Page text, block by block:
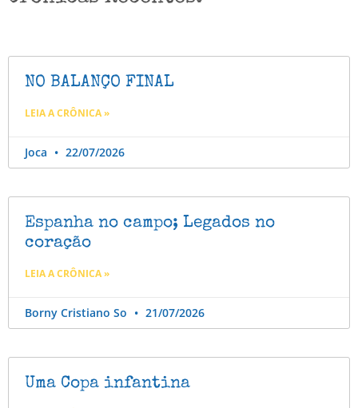
NO BALANÇO FINAL
LEIA A CRÔNICA »
Joca 22/07/2026
Espanha no campo; Legados no
coração
LEIA A CRÔNICA »
Borny Cristiano So 21/07/2026
Uma Copa infantina